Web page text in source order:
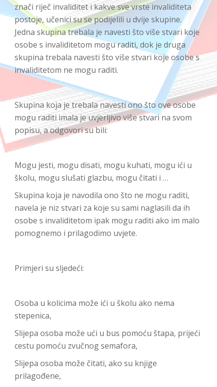
znači riječ invaliditet i kakve sve vrste invaliditeta
postoje, učenici su se podijelili u dvije skupine.
Jedna skupina trebala je navesti što više stvari koje
osobe s invaliditetom mogu raditi, dok je druga
skupina trebala navesti što više stvari koje osobe s
invaliditetom ne mogu raditi.
Skupina koja je trebala navesti ono što ove osobe
mogu raditi imala je uvjerljivo više stvari na svom
popisu, a odgovori su bili:
Mogu jesti, mogu disati, mogu kuhati, mogu ići u
školu, mogu slušati glazbu, mogu čitati i …
Skupina koja je navodila ono što ne mogu raditi,
navela je niz stvari za koje su sami naglasili da ih
osobe s invaliditetom ipak mogu raditi ako im malo
pomognemo i prilagodimo uvjete.
Primjeri su sljedeći:
Osoba u kolicima može ići u školu ako nema
stepenica,
Slijepa osoba može ući u bus pomoću štapa, prijeći
cestu pomoću zvučnog semafora,
Slijepa osoba može čitati, ako su knjige
prilagođene,